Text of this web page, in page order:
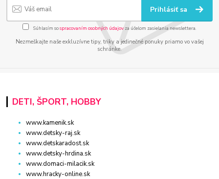
Prihlásiť sa
Súhlasím sospracovaním osobných údajov za účelom zasielania newslettera.
Nezmeškajte naše exkluzívne tipy, triky a jedinečné ponuky priamo vo vašej
schránke.
DETI, ŠPORT, HOBBY
www.kamenik.sk
www.detsky-raj.sk
www.detskaradost.sk
www.detsky-hrdina.sk
www.domaci-milacik.sk
www.hracky-online.sk